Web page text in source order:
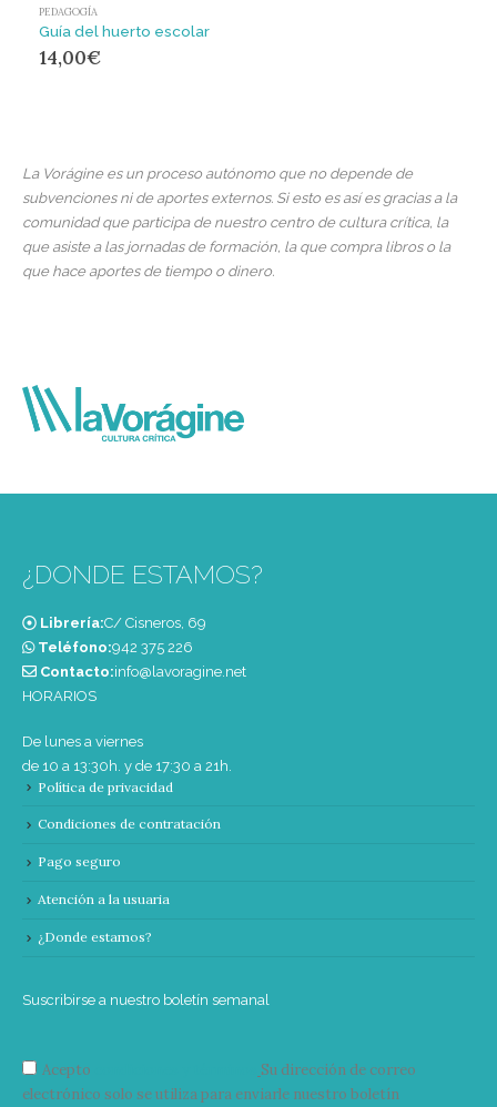
PEDAGOGÍA
Guía del huerto escolar
14,00€
La Vorágine es un proceso autónomo que no depende de
subvenciones ni de aportes externos. Si esto es así es gracias a la
comunidad que participa de nuestro centro de cultura crítica, la
que asiste a las jornadas de formación, la que compra libros o la
que hace aportes de tiempo o dinero.
¿DONDE ESTAMOS?
Librería:C/ Cisneros, 69
Teléfono:‭942 375 226‬
Contacto:info@lavoragine.net
HORARIOS
De lunes a viernes
de 10 a 13:30h. y de 17:30 a 21h.
Política de privacidad
Condiciones de contratación
Pago seguro
Atención a la usuaria
¿Donde estamos?
Suscribirse a nuestro boletín semanal
Acepto
Su dirección de correo
electrónico solo se utiliza para enviarle nuestro boletín